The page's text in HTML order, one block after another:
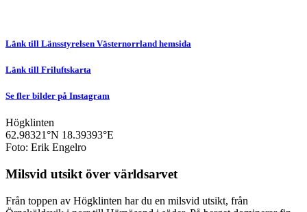
Länk till Länsstyrelsen Västernorrland hemsida
Länk till Friluftskarta
Se fler bilder på Instagram
Högklinten
62.98321°N 18.39393°E
Foto: Erik Engelro
Milsvid utsikt över världsarvet
Från toppen av Högklinten har du en milsvid utsikt, från